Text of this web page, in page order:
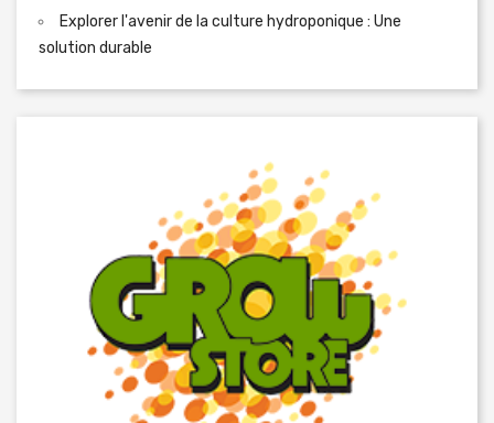
Explorer l'avenir de la culture hydroponique : Une
solution durable